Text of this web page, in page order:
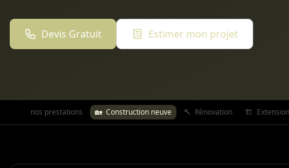
Devis Gratuit Estimer mon projet
Toutes nos prestations 🏡 Construction neuve 🔨 Rénovation 🏗️ Extension